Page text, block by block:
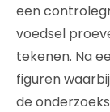
een
voedsel
tekenen. Na
figuren
de